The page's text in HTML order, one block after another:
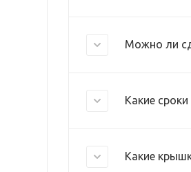
Можно ли
Какие
Какие